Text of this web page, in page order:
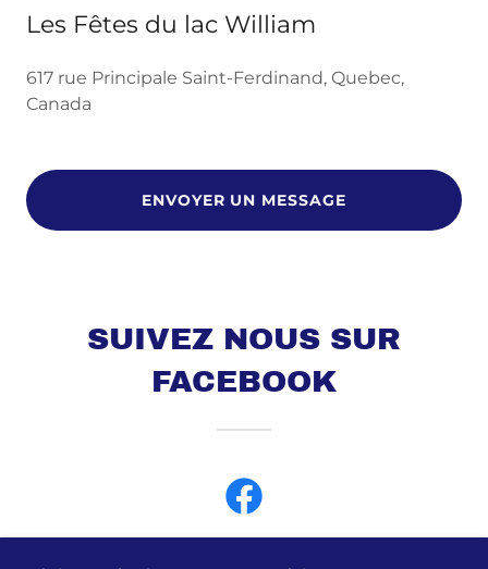
Les Fêtes du lac William
617 rue Principale Saint-Ferdinand, Quebec,
Canada
ENVOYER UN MESSAGE
SUIVEZ NOUS SUR
FACEBOOK